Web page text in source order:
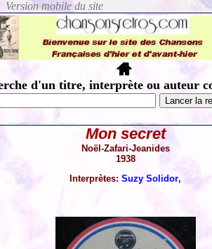
d'un titre, interprète ou auteur
Mon secret
Noël-Zafari-Jeanides
1938
Interprètes:Suzy Solidor,